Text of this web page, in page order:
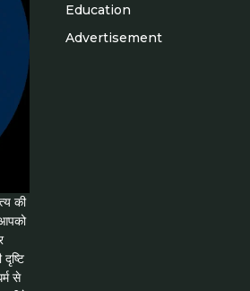
की
से
Education
Advertisement